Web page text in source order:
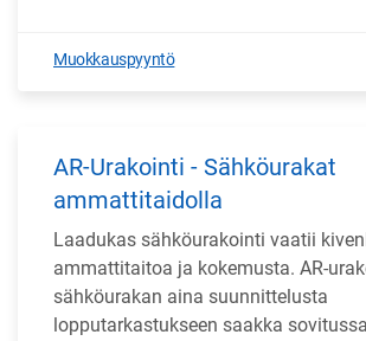
Muokkauspyyntö
AR-Urakointi - Sähköurakat
ammattitaidolla
Laadukas sähköurakointi vaatii
ammattitaitoa ja kokemusta. AR-
sähköurakan aina suunnittelusta
lopputarkastukseen saakka sovitussa